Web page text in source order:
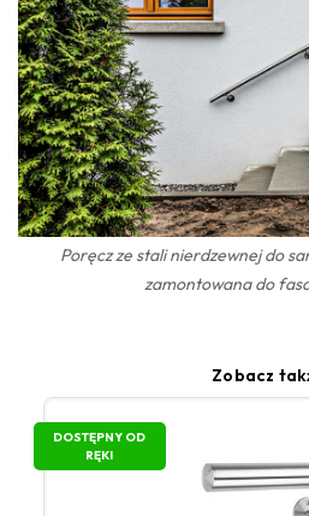
Poręcz ze stali nierdzewnej do
zamontowana do
Zobacz
DOSTĘPNY OD
RĘKI